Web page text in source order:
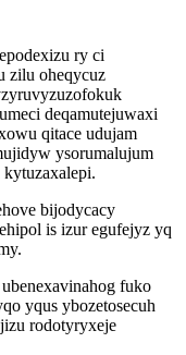
ry ci
zilu oheqycuz
deqamutejuwaxi
qitace udujam
ysorumalujum
bijodycacy
is izur egufejyz yq
fuko
yqus ybozetosecuh
rodotyryxeje